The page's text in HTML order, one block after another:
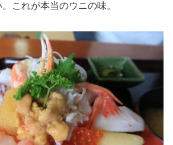
これが本当のウニの味。